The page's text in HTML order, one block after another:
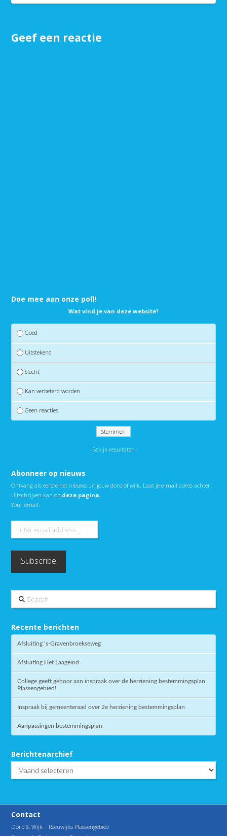
Geef een reactie
Doe mee aan onze poll!
Wat vind je van deze website?
Goed
Uitstekend
Slecht
Kan verbeterd worden
Geen reacties
Bekijk resultaten
Abonneer op nieuws
Ontvang als eerste het nieuws uit jouw dorp of wijk. Laat je e-mail adres achter.
Uitschrijven kan op deze pagina
Your email:
Search
Recente berichten
Afsluiting ‘s-Gravenbroekseweg
Afsluiting Het Laageind
College geeft gehoor aan inspraak over de herziening bestemmingsplan
Plassengebied!
Inspraak bij gemeenteraad over 2e herziening bestemmingsplan
Aanpassingen bestemmingsplan
Berichtenarchief
Contact
Dorp & Wijk – Reeuwijks Plassengebied